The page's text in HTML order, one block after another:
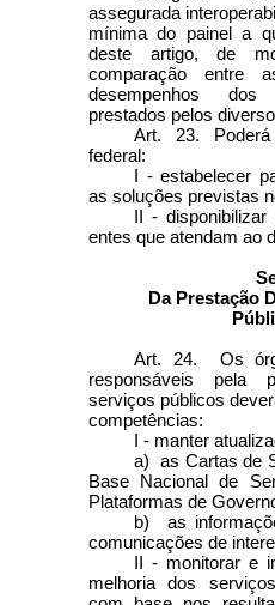
assegurada
mínima do painel a
deste artigo, de
comparação entre
desempenhos
prestados pelos
Art. 23.
federal:
I - estabelecer
as soluções previstas
II -
entes que atendam ao
Da Prestação
Art. 24. Os
responsáveis pela
serviços públicos
competências:
I - manter
a) as Cartas de
Base Nacional de
Plataformas de
b) as
comunicações de
II - monitorar e
melhoria dos